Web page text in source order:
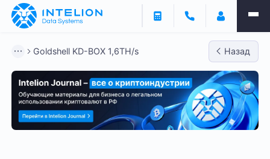
Goldshell KD-BOX 1,6TH/s Назад